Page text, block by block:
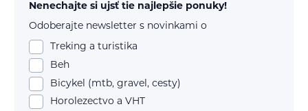
Nenechajte si ujsť tie najlepšie ponuky!
Odoberajte newsletter s novinkami o
Treking a turistika
Beh
Bicykel (mtb, gravel, cesty)
Horolezectvo a VHT